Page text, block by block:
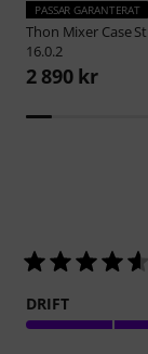
PASSAR GARANTERAT
Thon Mixer Case
16.0.2
2 890 kr
DRIFT